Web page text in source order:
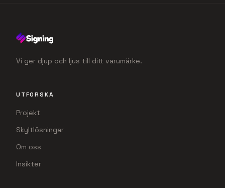
Vi ger djup och ljus till ditt varumärke.
UTFORSKA
Projekt
Skyltlösningar
Om oss
Insikter